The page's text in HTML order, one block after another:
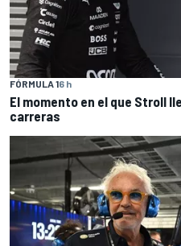
FÓRMULA 16 h
El momento en el que Stroll
carreras